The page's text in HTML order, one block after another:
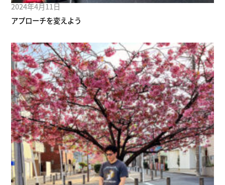
2024年4月11日
アプローチを変えよう